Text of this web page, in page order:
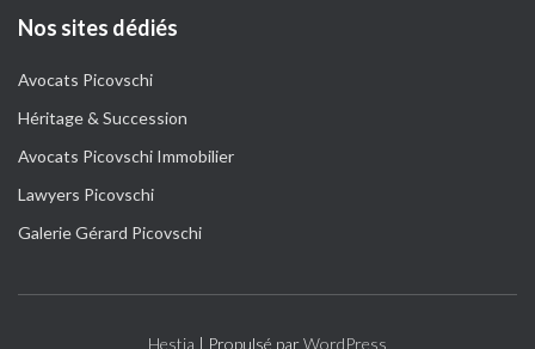
Nos sites dédiés
Avocats Picovschi
Héritage & Succession
Avocats Picovschi Immobilier
Lawyers Picovschi
Galerie Gérard Picovschi
Hestia | Propulsé parWordPress